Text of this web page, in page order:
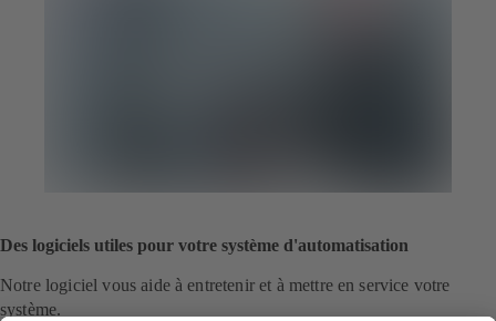
Des logiciels utiles pour votre système d'automatisation
Notre logiciel vous aide à entretenir et à mettre en service votre
système.